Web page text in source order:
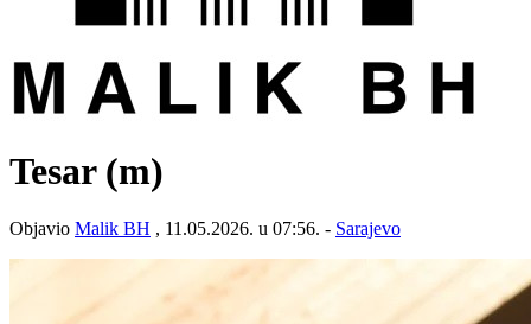
Tesar (m)
Objavio Malik BH , 11.05.2026. u 07:56. - Sarajevo